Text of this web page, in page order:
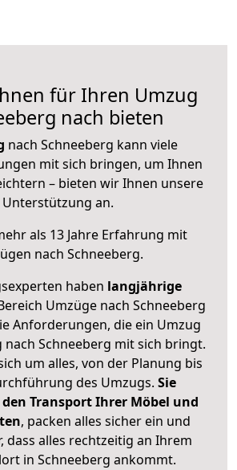
für Ihren Umzug
nach bieten
nach Schneeberg kann viele
mit sich bringen, um Ihnen
– bieten wir Ihnen unsere
Unterstützung an.
als 13 Jahre Erfahrung mit
nach Schneeberg.
haben langjährige
Umzüge nach Schneeberg
Anforderungen, die ein Umzug
nach Schneeberg mit sich bringt.
um alles, von der Planung bis
des Umzugs. Sie
Transport Ihrer Möbel und
, packen alles sicher ein und
dass alles rechtzeitig an Ihrem
in Schneeberg ankommt.